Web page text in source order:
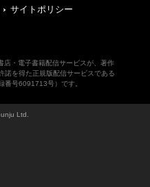
サイトポリシー
店・電子書籍配信サービスが、著作
諾を得た正規版配信サービスである
番号6091713号）です。
Ltd.